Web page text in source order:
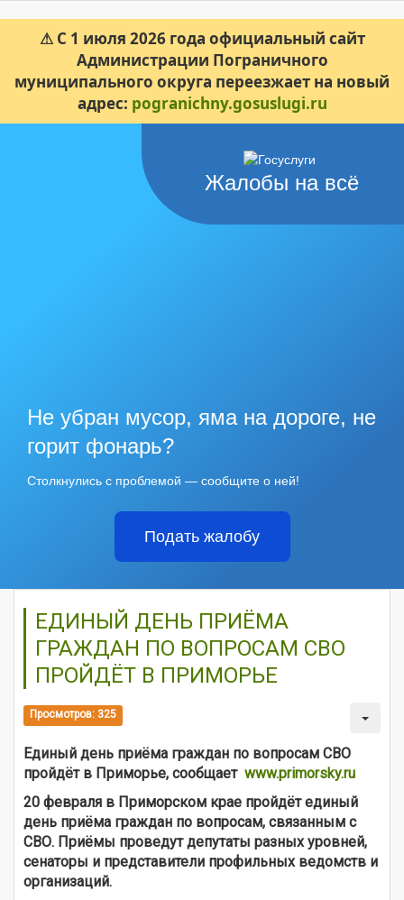
⚠ С 1 июля 2026 года официальный сайт
Администрации Пограничного
муниципального округа переезжает на новый
адрес: pogranichny.gosuslugi.ru
Жалобы на всё
Не убран мусор, яма на дороге, не
горит фонарь?
Столкнулись с проблемой — сообщите о ней!
Подать жалобу
ЕДИНЫЙ ДЕНЬ ПРИЁМА
ГРАЖДАН ПО ВОПРОСАМ СВО
ПРОЙДЁТ В ПРИМОРЬЕ
Просмотров: 325
Единый день приёма граждан по вопросам СВО
пройдёт в Приморье, сообщает www.primorsky.ru
20 февраля в Приморском крае пройдёт единый
день приёма граждан по вопросам, связанным с
СВО. Приёмы проведут депутаты разных уровней,
сенаторы и представители профильных ведомств и
организаций.